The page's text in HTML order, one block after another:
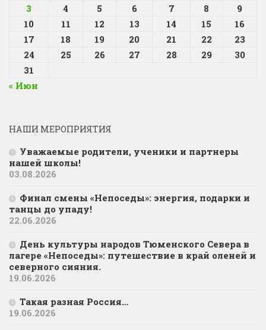
3
4 5 6 7 8
9
10
11 12 13 14 15
16
17
18 19 20 21 22
23
24
25 26 27 28 29
30
31
« Июн
НАШИ МЕРОПРИЯТИЯ
Уважаемые родители, ученики и партнеры
нашей школы!
03.08.2026
Финал смены «Непоседы»: энергия, подарки и
танцы до упаду!
22.06.2026
День культуры народов Тюменского Севера в
лагере «Непоседы»: путешествие в край оленей и
северного сияния.
19.06.2026
Такая разная Россия…
19.06.2026